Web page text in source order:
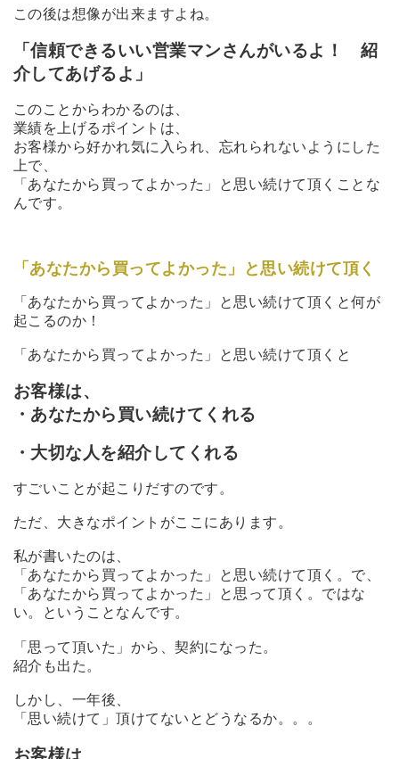
この後は想像が出来ますよね。
「信頼できるいい営業マンさんがいるよ！ 紹
介してあげるよ」
このことからわかるのは、
業績を上げるポイントは、
お客様から好かれ気に入られ、忘れられないようにした
上で、
「あなたから買ってよかった」と思い続けて頂くことな
んです。
「あなたから買ってよかった」と思い続けて頂く
「あなたから買ってよかった」と思い続けて頂くと何が
起こるのか！
「あなたから買ってよかった」と思い続けて頂くと
お客様は、
・あなたから買い続けてくれる
・大切な人を紹介してくれる
すごいことが起こりだすのです。
ただ、大きなポイントがここにあります。
私が書いたのは、
「あなたから買ってよかった」と思い続けて頂く。で、
「あなたから買ってよかった」と思って頂く。ではな
い。ということなんです。
「思って頂いた」から、契約になった。
紹介も出た。
しかし、一年後、
「思い続けて」頂けてないとどうなるか。。。